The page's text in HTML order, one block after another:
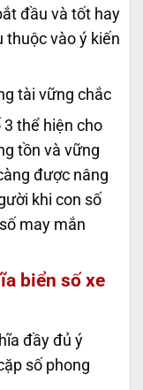
đầu và tốt hay
thuộc vào ý kiến
tài vững chắc
thể hiện cho
tồn và vững
được nâng
khi con số
may mắn
biển số xe
đầy đủ ý
số phong